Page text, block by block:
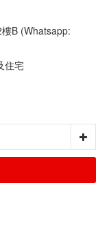
B (Whatsapp:
住宅